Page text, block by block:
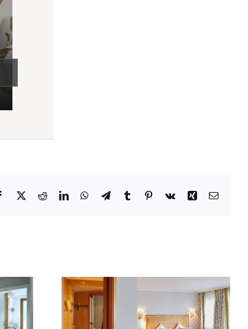
Facebook
X RedditLinkedInWhatsApp
TelegramTumblr Pinterest
Vk Xing Email